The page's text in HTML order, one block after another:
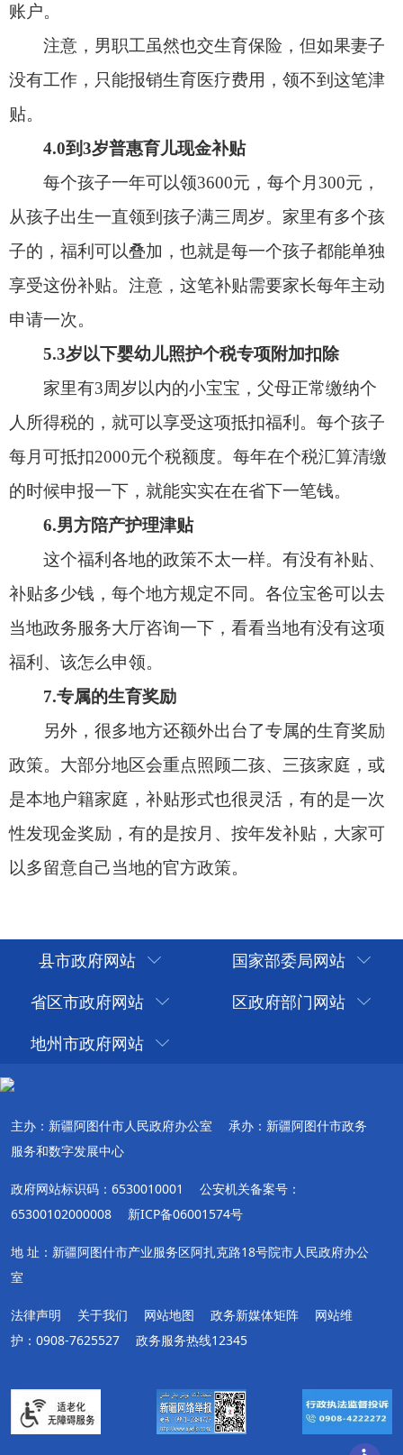
人所得税的，就可以享受这项抵扣福利。每个孩子
每月可抵扣2000元个税额度。每年在个税汇算清缴
的时候申报一下，就能实实在在省下一笔钱。
6.男方陪产护理津贴
这个福利各地的政策不太一样。有没有补贴、
当地政务服务大厅咨询一下，看看当地有没有这项
福利、该怎么申领。
7.专属的生育奖励
另外，很多地方还额外出台了专属的生育奖励
政策。大部分地区会重点照顾二孩、三孩家庭，或
性发现金奖励，有的是按月、按年发补贴，大家可
以多留意自己当地的官方政策。
县市政府网站
国家部委局网站
省区市政府网站
区政府部门网站
地州市政府网站
主办：新疆阿图什市人民政府办公室
承办：新疆阿图什市政务
服务和数字发展中心
政府网站标识码：6530010001
公安机关备案号：
65300102000008
新ICP备06001574号
地 址：新疆阿图什市产业服务区阿扎克路18号院市人民政府办公
室
法律声明 关于我们 网站地图 政务新媒体矩阵
网站维
护：0908-7625527
政务服务热线12345